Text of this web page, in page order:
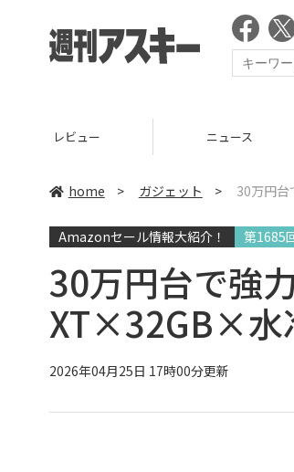
ニュース ガジェット
home > ガジェット > 30万円
Amazonセール情報大紹介！ 第1685
30万円台で強
XT×32GB×水
2026年04月25日 17時00分更新